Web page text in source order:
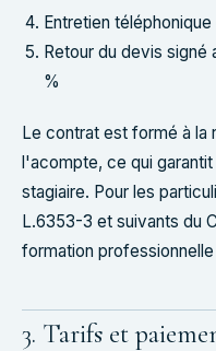
Entretien
Retour du devis signé
%
Le contrat est formé à la
l'acompte, ce qui
stagiaire. Pour les
L.6353-3 et suivants du
formation
3. Tarifs et